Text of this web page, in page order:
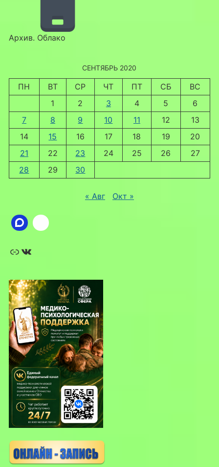
Архив. Облако
СЕНТЯБРЬ 2020
ПН ВТ СР ЧТ ПТ СБ
ВС
1
2 3 4 5
6
7
8 9 10 11 12
13
14
15 16 17 18 19
20
21
22 23 24 25 26
27
28
29 30
« Авг Окт »
Ссылка